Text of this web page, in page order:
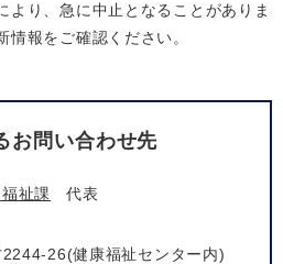
より、急に中止となることがありま
報をご確認ください。
お問い合わせ先
祉課
代表
26(健康福祉センター内)